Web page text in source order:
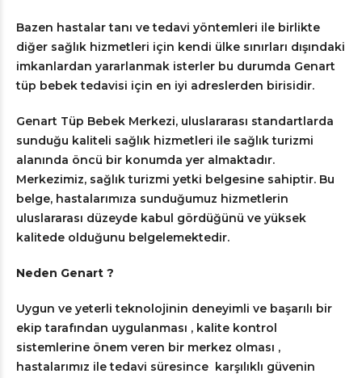
Bazen hastalar tanı ve tedavi yöntemleri ile birlikte
diğer sağlık hizmetleri için kendi ülke sınırları dışındaki
imkanlardan yararlanmak isterler bu durumda Genart
tüp bebek tedavisi için en iyi adreslerden birisidir.
Genart Tüp Bebek Merkezi, uluslararası standartlarda
sunduğu kaliteli sağlık hizmetleri ile sağlık turizmi
alanında öncü bir konumda yer almaktadır.
Merkezimiz, sağlık turizmi yetki belgesine sahiptir. Bu
belge, hastalarımıza sunduğumuz hizmetlerin
uluslararası düzeyde kabul gördüğünü ve yüksek
kalitede olduğunu belgelemektedir.
Neden Genart ?
Uygun ve yeterli teknolojinin deneyimli ve başarılı bir
ekip tarafından uygulanması , kalite kontrol
sistemlerine önem veren bir merkez olması ,
hastalarımız ile tedavi süresince karşılıklı güvenin